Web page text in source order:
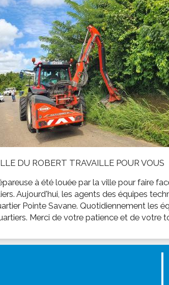
EMPLOI
Offres d'emploi
SOCIAL-SOLIDARITÉ
Le Centre Communal d'Action Social
Les aides sociales
Logement
Antenne Municipale de Développement
Cohésion Sociale
Epicerie sociale et solidaire "Rayon de
Bornes de collecte de l'ACISE
locale
et le lycée
local des jeunes
scolaire
maternelles et primaire
de loisirs - ALSH
famille
ENFANCE
LE
Les
DU ROBERT TRAVAILLE POUR VOUS
à été louée par la ville pour faire
Aujourd'hui, les agents des équipes
Pointe Savane. Quotidiennement les
Merci de votre patience et de votre